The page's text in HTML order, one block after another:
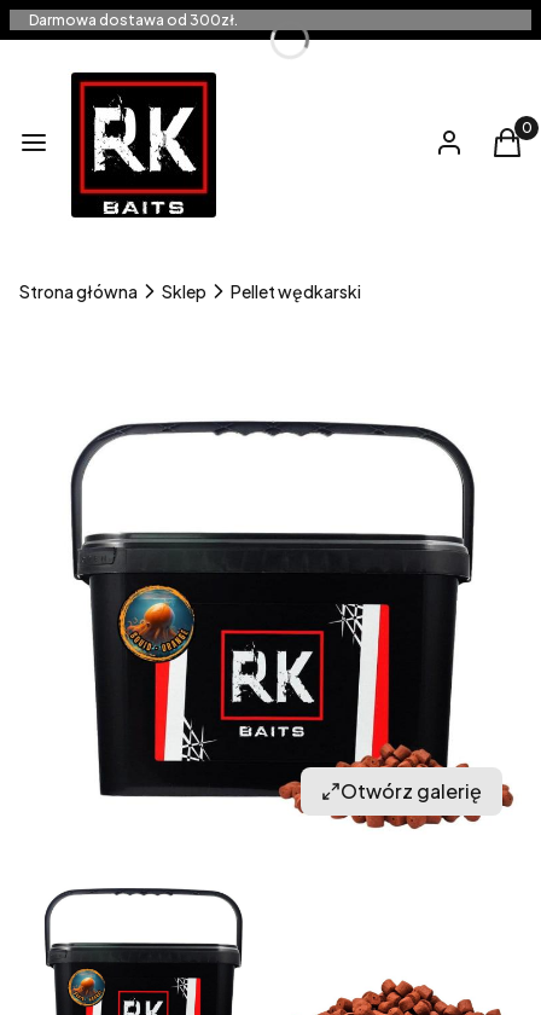
Darmowa dostawa od 300zł.
Menu Zaloguj się
Strona główna Sklep Pellet wędkarski
Otwórz galerię